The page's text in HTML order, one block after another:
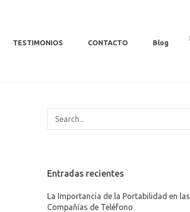
TESTIMONIOS CONTACTO Blog
Entradas recientes
La Importancia de la Portabilidad en las
Compañías de Teléfono